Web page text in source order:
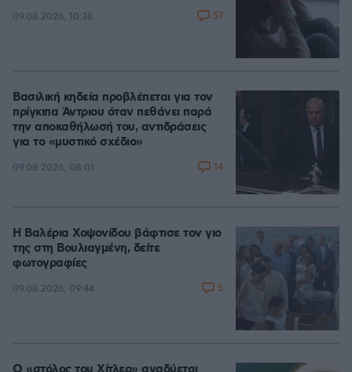
09.08.2026, 10:38 57
Βασιλική κηδεία προβλέπεται για τον
πρίγκιπα Άντριου όταν πεθάνει παρά
την αποκαθήλωσή του, αντιδράσεις
για το «μυστικό σχέδιο»
09.08.2026, 08:01 14
Η Βαλέρια Χοψονίδου βάφτισε τον γιο
της στη Βουλιαγμένη, δείτε
φωτογραφίες
09.08.2026, 09:44 5